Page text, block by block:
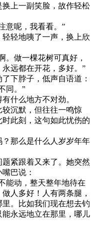
上一副笑脸，故作轻松
呢，我看看。”
轻地咦了一声，换上欣
做一棵花树可真好，
远都在开花，多好。”
下脖子，低声自语道：
同。”
什么地方不对劲。
沉默，但往往一鸣惊
此刻，这句如此忧伤的
那么是什么人岁岁年年
紧跟着又来了。她突然
巴说：
动，整天整年地待在
人多好！人有两条腿，
。比如我们现在想去钓
永远地立在那里，哪儿